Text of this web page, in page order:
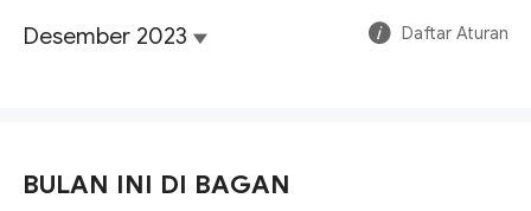
Desember 2023 Daftar Aturan
BULAN INI DI BAGAN